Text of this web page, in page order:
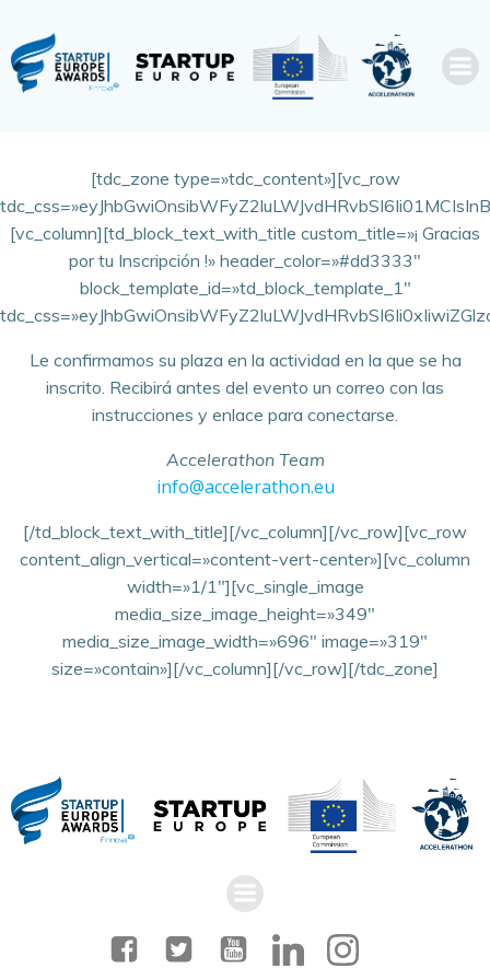
contenido
[tdc_zone type=»tdc_content»][vc_row
[vc_column][td_block_text_with_title custom_title=»¡ Gracias
por tu Inscripción !» header_color=»#dd3333″
block_template_id=»td_block_template_1″
Le confirmamos su plaza en la actividad en la que se ha
inscrito. Recibirá antes del evento un correo con las
instrucciones y enlace para conectarse.
Accelerathon Team
info@accelerathon.eu
[/td_block_text_with_title][/vc_column][/vc_row][vc_row
content_align_vertical=»content-vert-center»][vc_column
width=»1/1″][vc_single_image
media_size_image_height=»349″
media_size_image_width=»696″ image=»319″
size=»contain»][/vc_column][/vc_row][/tdc_zone]